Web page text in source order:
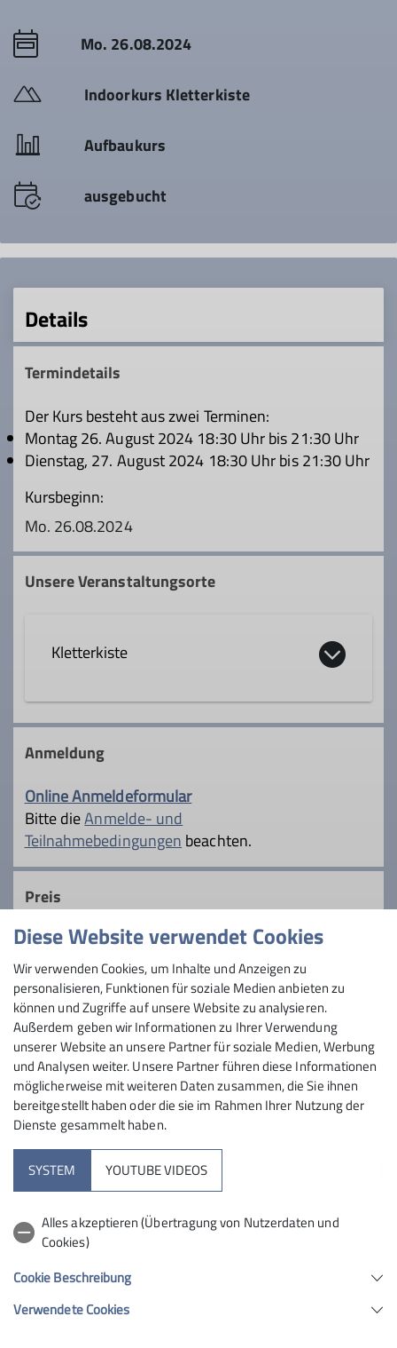
Mo. 26.08.2024
Indoorkurs Kletterkiste
Aufbaukurs
ausgebucht
Details
Termindetails
Der Kurs besteht aus zwei Terminen:
Montag 26. August 2024 18:30 Uhr bis 21:30 Uhr
Dienstag, 27. August 2024 18:30 Uhr bis 21:30 Uhr
Kursbeginn:
Mo. 26.08.2024
Unsere Veranstaltungsorte
Kletterkiste
Turmstr. 85
55120 Mainz
Details
Anmeldung
Online Anmeldeformular
Bitte dieAnmelde- und
Teilnahmebedingungen beachten.
Preis
Teilnahmebeitrag
60,- Euro für Mitglieder der DAV-Sektion Mainz
70,- Euro für Mitglieder anderer DAV-Sektionen
90,- Euro für Nichtmitglieder
Die Preise beinhalten den Halleneintritt für die
Kursdauer.
Ticketshop
Quick-Links
Diese Website verwendet Cookies
Wir verwenden Cookies, um Inhalte und Anzeigen zu
personalisieren, Funktionen für soziale Medien anbieten zu
können und Zugriffe auf unsere Website zu analysieren.
Außerdem geben wir Informationen zu Ihrer Verwendung
unserer Website an unsere Partner für soziale Medien, Werbung
und Analysen weiter. Unsere Partner führen diese Informationen
möglicherweise mit weiteren Daten zusammen, die Sie ihnen
bereitgestellt haben oder die sie im Rahmen Ihrer Nutzung der
Dienste gesammelt haben.
SYSTEM YOUTUBE VIDEOS
Alles akzeptieren (Übertragung von Nutzerdaten und
Cookies)
Cookie Beschreibung
Verwendete Cookies